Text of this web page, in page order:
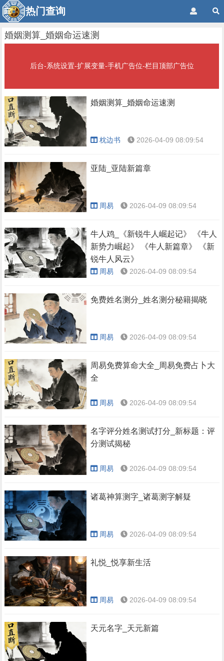
热门查询
婚姻测算_婚姻命运速测
后台-系统设置-扩展变量-手机广告位-栏目顶部广告位
婚姻测算_婚姻命运速测
枕边书 2026-04-09 08:09:54
亚陆_亚陆新篇章
周易 2026-04-09 08:09:54
牛人鸡_《新锐牛人崛起记》 《牛人
新势力崛起》 《牛人新篇章》 《新
锐牛人风云》
周易 2026-04-09 08:09:54
免费姓名测分_姓名测分秘籍揭晓
周易 2026-04-09 08:09:54
周易免费算命大全_周易免费占卜大
全
周易 2026-04-09 08:09:54
名字评分姓名测试打分_新标题：评
分测试揭秘
周易 2026-04-09 08:09:54
诸葛神算测字_诸葛测字解疑
周易 2026-04-09 08:09:54
礼悦_悦享新生活
周易 2026-04-09 08:09:54
天元名字_天元新篇